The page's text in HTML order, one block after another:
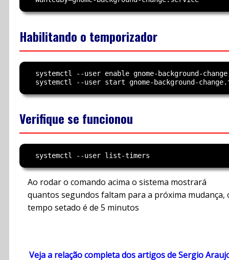
Habilitando o temporizador
systemctl --user enable gnome-background-
Verifique se funcionou
Ao rodar o comando acima o sistema mostrará
quantos segundos faltam para a próxima mudança,
tempo setado é de 5 minutos
Veja a relação completa dos artigos de Sergio